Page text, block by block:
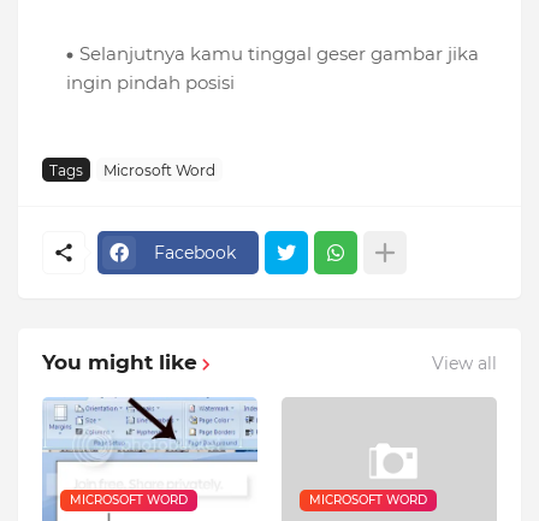
Selanjutnya kamu tinggal geser gambar jika
ingin pindah posisi
Tags Microsoft Word
Facebook
You might like View all
MICROSOFT WORD MICROSOFT WORD